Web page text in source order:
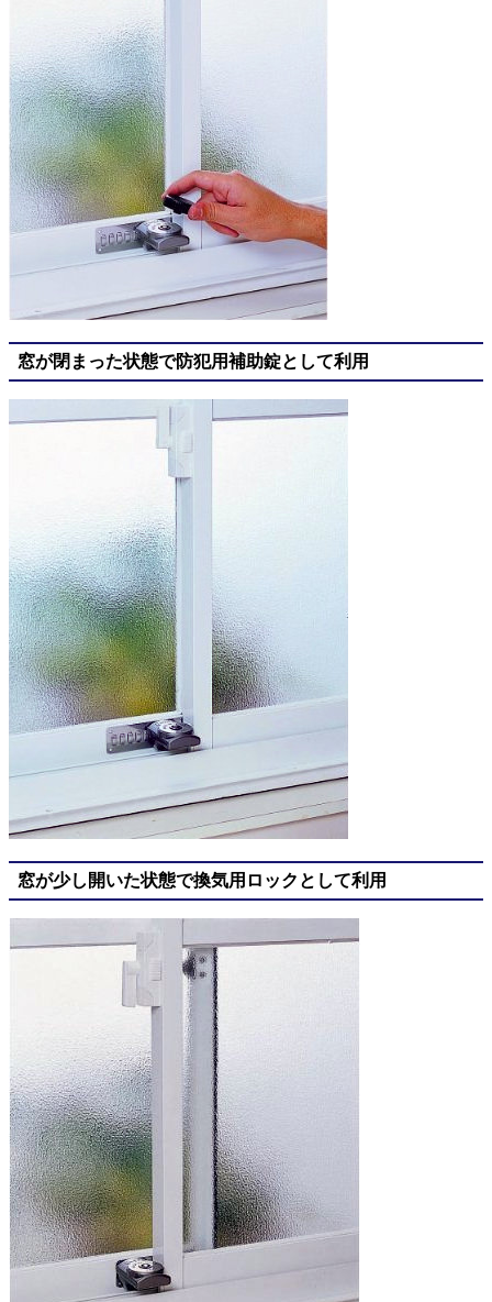
窓が閉まった状態で防犯用補助錠として利用
窓が少し開いた状態で換気用ロックとして利用